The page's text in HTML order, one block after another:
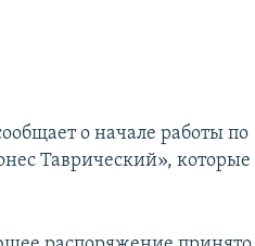
о начале работы по
Таврический», которые